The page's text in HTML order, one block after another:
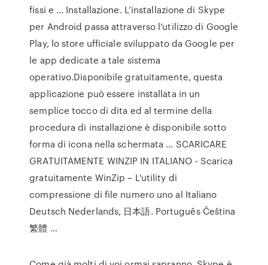
fissi e … Installazione. L’installazione di Skype
per Android passa attraverso l’utilizzo di Google
Play, lo store ufficiale sviluppato da Google per
le app dedicate a tale sistema
operativo.Disponibile gratuitamente, questa
applicazione può essere installata in un
semplice tocco di dita ed al termine della
procedura di installazione è disponibile sotto
forma di icona nella schermata … SCARICARE
GRATUITAMENTE WINZIP IN ITALIANO - Scarica
gratuitamente WinZip – L'utility di
compressione di file numero uno al Italiano
Deutsch Nederlands, 日本語. Português Čeština
繁體 …